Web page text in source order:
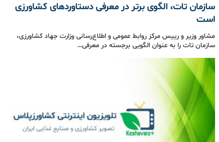
سازمان تات، الگوی برتر در معرفی دستاوردهای کشاورزی
است
مشاور وزیر و رییس مرکز روابط عمومی و اطلاع‌رسانی وزارت جهاد کشاورزی،
سازمان تات را به عنوان الگویی برجسته در معرفی…